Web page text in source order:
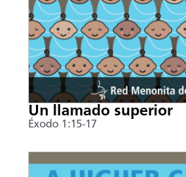
Un llamado superior
Éxodo 1:15-17